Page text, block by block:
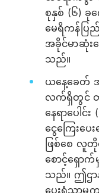
စုနှစ် (၆) ခု
မေရိကန်ပြ
အခိုင်မာဆုံးသ
သည်။
ယနေ့ခေတ် အ
လက်ရှိတွင် တ
နေရာပေါင်
ငွေကြေးပ
ဖြစ်စေ လူတို
စောင့်ရှော
သည်။ ဤဌာ
ပေးရုံသာမ